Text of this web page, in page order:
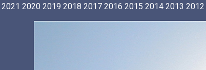
2021 2020 2019 2018 2017 2016 2015 2014 2013 2012